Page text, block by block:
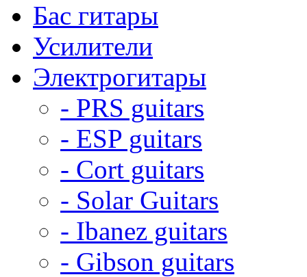
Бас гитары
Усилители
Электрогитары
- PRS guitars
- ESP guitars
- Cort guitars
- Solar Guitars
- Ibanez guitars
- Gibson guitars